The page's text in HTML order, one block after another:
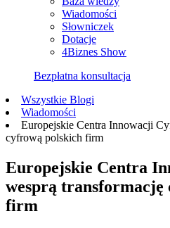
Wiadomości
Słowniczek
Dotacje
4Biznes Show
Bezpłatna konsultacja
Wszystkie Blogi
Wiadomości
Europejskie Centra Innowacji
cyfrową polskich firm
Europejskie Centra
wesprą transformację
firm